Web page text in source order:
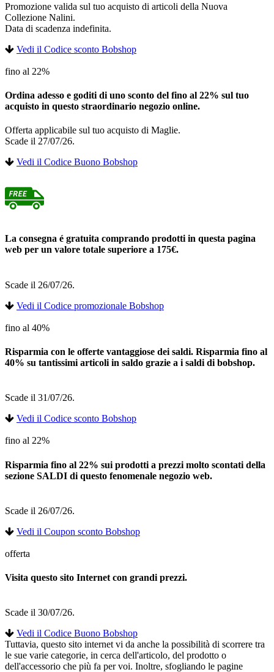
Promozione valida sul tuo acquisto di articoli della Nuova
Collezione Nalini.
Data di scadenza indefinita.
Vedi il Codice sconto Bobshop
fino al 22%
Ordina adesso e goditi di uno sconto del fino al 22% sul tuo
acquisto in questo straordinario negozio online.
Offerta applicabile sul tuo acquisto di Maglie.
Scade il 27/07/26.
Vedi il Codice Buono Bobshop
La consegna é gratuita comprando prodotti in questa pagina
web per un valore totale superiore a 175€.
Scade il 26/07/26.
Vedi il Codice promozionale Bobshop
fino al 40%
Risparmia con le offerte vantaggiose dei saldi. Risparmia fino al
40% su tantissimi articoli in saldo grazie a i saldi di bobshop.
Scade il 31/07/26.
Vedi il Codice sconto Bobshop
fino al 22%
Risparmia fino al 22% sui prodotti a prezzi molto scontati della
sezione SALDI di questo fenomenale negozio web.
Scade il 26/07/26.
Vedi il Coupon sconto Bobshop
offerta
Visita questo sito Internet con grandi prezzi.
Scade il 30/07/26.
Vedi il Codice Buono Bobshop
Tuttavia, questo sito internet vi da anche la possibilità di scorrere tra
le sue varie categorie, in cerca dell'articolo, del prodotto o
dell'accessorio che più fa per voi. Inoltre, sfogliando le pagine